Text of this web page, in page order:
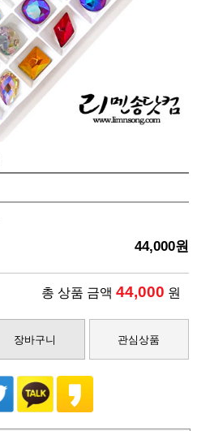
44,000원
총 상품 금액 44,000 원
장바구니 관심상품